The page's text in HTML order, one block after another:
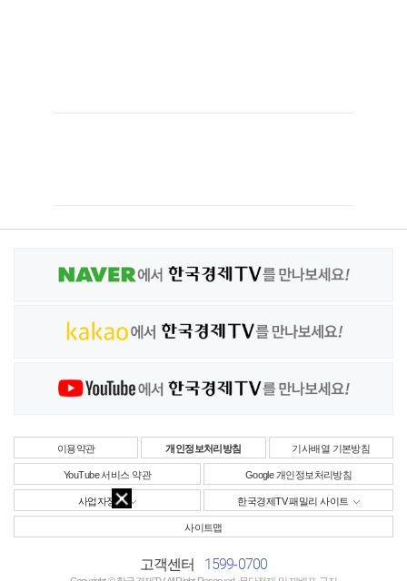
이용약관 개인정보처리방침 기사배열 기본방침
YouTube 서비스 약관 Google 개인정보처리방침
사업자정보 한국경제TV 패밀리 사이트
사이트맵
고객센터 1599-0700